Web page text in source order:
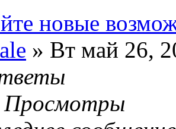
новые
» Вт май 26,
Просмотры